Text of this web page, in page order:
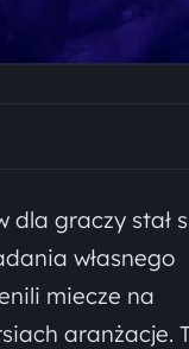
dla graczy stał
własnego
miecze na
aranżacje.